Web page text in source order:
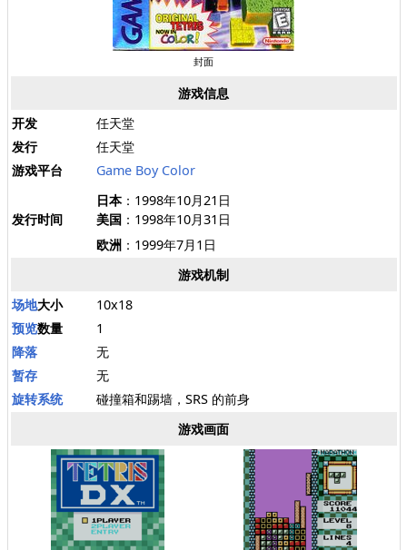
封面
游戏信息
开发
任天堂
发行
任天堂
游戏平台
Game Boy Color
发行时间
日本：1998年10月21日
美国 ：1998年10月31日
欧洲 ：1999年7月1日
游戏机制
场地大小
10x18
预览数量
1
降落
无
暂存
无
旋转系统
碰撞箱和踢墙，SRS 的前身
游戏画面